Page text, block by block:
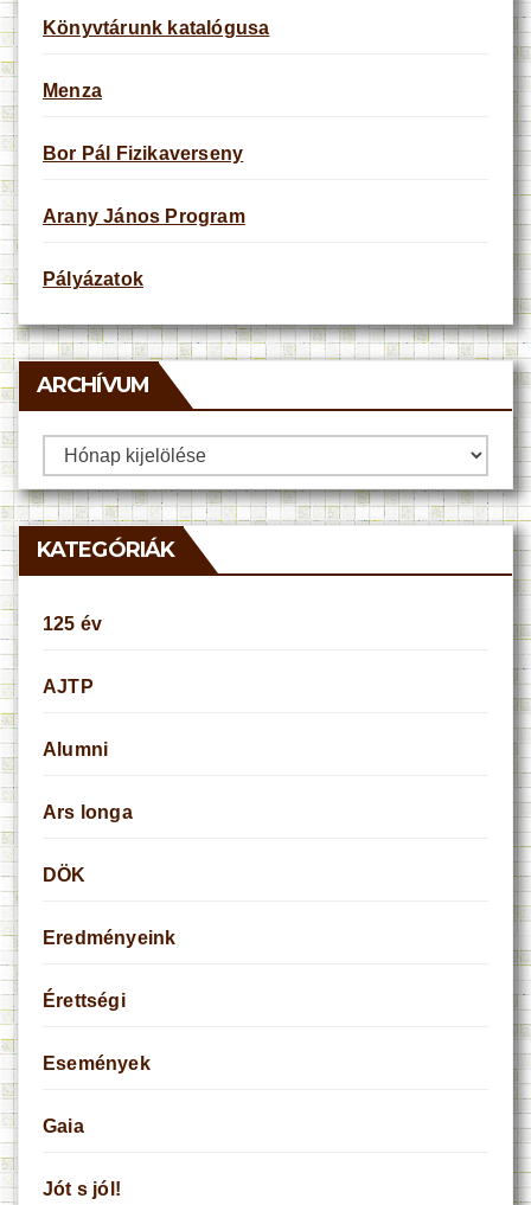
Könyvtárunk katalógusa
Menza
Bor Pál Fizikaverseny
Arany János Program
Pályázatok
ARCHÍVUM
Archívum
KATEGÓRIÁK
125 év
AJTP
Alumni
Ars longa
DÖK
Eredményeink
Érettségi
Események
Gaia
Jót s jól!